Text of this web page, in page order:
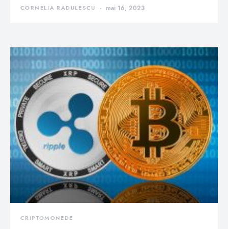
CORNELIA RADULESCU mai 16, 2023
CRIPTOMONEDE